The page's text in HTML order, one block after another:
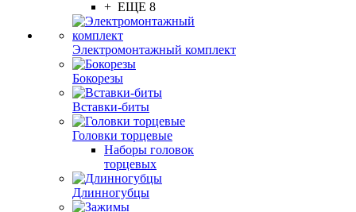
+ ЕЩЕ 8
Электромонтажный комплект
Бокорезы
Вставки-биты
Головки торцевые
Наборы головок
торцевых
Длинногубцы